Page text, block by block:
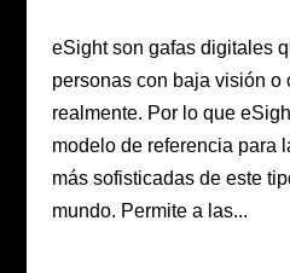
eSight son gafas digitales
personas con baja visión o
realmente. Por lo que
modelo de referencia para
más sofisticadas de este
mundo. Permite a las...